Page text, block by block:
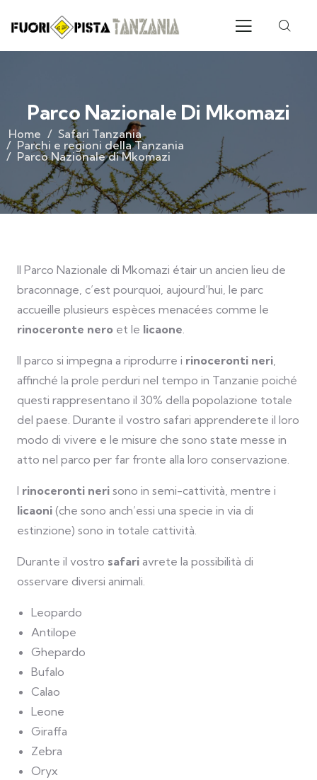
Parco Nazionale Di Mkomazi
Home
Safari Tanzania
Parchi e regioni della Tanzania
Parco Nazionale di Mkomazi
Il Parco Nazionale di Mkomazi étair un ancien lieu de
braconnage, c’est pourquoi, aujourd’hui, le parc
accueille plusieurs espèces menacées comme le
rinoceronte nero et le licaone.
Il parco si impegna a riprodurre i rinoceronti neri,
affinché la prole perduri nel tempo in Tanzanie poiché
questi rappresentano il 30% della popolazione totale
del paese. Durante il vostro safari apprenderete il loro
modo di vivere e le misure che sono state messe in
atto nel parco per far fronte alla loro conservazione.
I rinoceronti neri sono in semi-cattività, mentre i
licaoni (che sono anch’essi una specie in via di
estinzione) sono in totale cattività.
Durante il vostro safari avrete la possibilità di
osservare diversi animali.
Leopardo
Antilope
Ghepardo
Bufalo
Calao
Leone
Giraffa
Zebra
Oryx